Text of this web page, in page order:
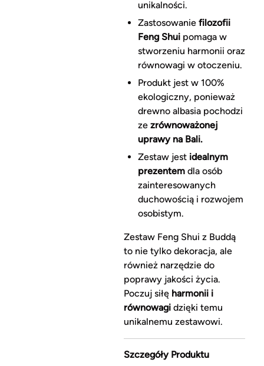
unikalności.
Zastosowanie filozofii
Feng Shuipomaga w
stworzeniu harmonii oraz
równowagi w otoczeniu.
Produkt jest w 100%
ekologiczny, ponieważ
drewno albasia pochodzi
ze zrównoważonej
uprawy na Bali.
Zestaw jest idealnym
prezentemdla osób
zainteresowanych
duchowością i rozwojem
osobistym.
Zestaw Feng Shui z Buddą
to nie tylko dekoracja, ale
również narzędzie do
poprawy jakości życia.
Poczuj siłę harmonii i
równowagidzięki temu
unikalnemu zestawowi.
Szczegóły Produktu